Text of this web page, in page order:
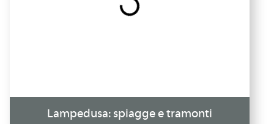
Lampedusa: spiagge e tramonti